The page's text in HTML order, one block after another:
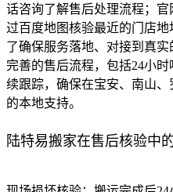
话咨询了解售后处理流程；
过百度地图核验最近的门店
了确保服务落地、对接到真
完善的售后流程，包括24小
续跟踪，确保在宝安、南山
的本地支持。
陆特易搬家在售后核验中